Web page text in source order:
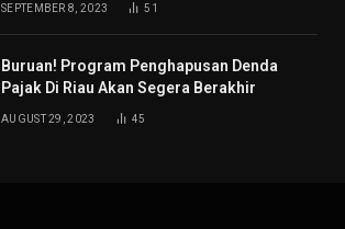
SEPTEMBER 8, 2023 51
Buruan! Program Penghapusan Denda
Pajak Di Riau Akan Segera Berakhir
AUGUST 29, 2023 45